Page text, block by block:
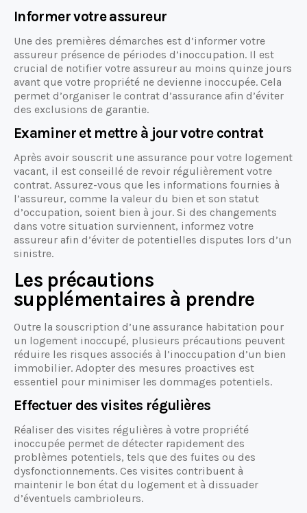
Informer votre assureur
Une des premières démarches est d’informer votre
assureur présence de périodes d’inoccupation. Il est
crucial de notifier votre assureur au moins quinze jours
avant que votre propriété ne devienne inoccupée. Cela
permet d’organiser le contrat d’assurance afin d’éviter
des exclusions de garantie.
Examiner et mettre à jour votre contrat
Après avoir souscrit une assurance pour votre logement
vacant, il est conseillé de revoir régulièrement votre
contrat. Assurez-vous que les informations fournies à
l’assureur, comme la valeur du bien et son statut
d’occupation, soient bien à jour. Si des changements
dans votre situation surviennent, informez votre
assureur afin d’éviter de potentielles disputes lors d’un
sinistre.
Les précautions
supplémentaires à prendre
Outre la souscription d’une assurance habitation pour
un logement inoccupé, plusieurs précautions peuvent
réduire les risques associés à l’inoccupation d’un bien
immobilier. Adopter des mesures proactives est
essentiel pour minimiser les dommages potentiels.
Effectuer des visites régulières
Réaliser des visites régulières à votre propriété
inoccupée permet de détecter rapidement des
problèmes potentiels, tels que des fuites ou des
dysfonctionnements. Ces visites contribuent à
maintenir le bon état du logement et à dissuader
d’éventuels cambrioleurs.